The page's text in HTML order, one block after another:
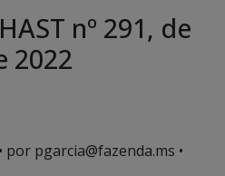
nº 291, de
2022
• por pgarcia@fazenda.ms •